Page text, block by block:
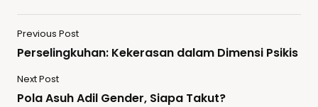
Previous Post
Perselingkuhan: Kekerasan dalam Dimensi Psikis
Next Post
Pola Asuh Adil Gender, Siapa Takut?